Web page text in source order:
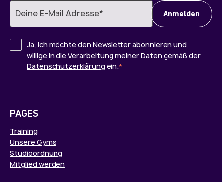
Ja, ich möchte den Newsletter abonnieren und
willige in die Verarbeitung meiner Daten gemäß der
Datenschutzerklärung ein.*
PAGES
Training
Unsere Gyms
Studioordnung
Mitglied werden